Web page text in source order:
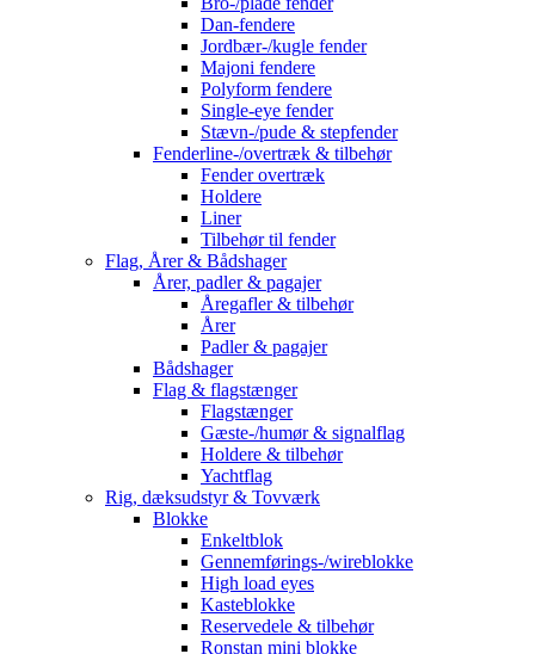
Dan-fendere
Jordbær-/kugle fender
Majoni fendere
Polyform fendere
Single-eye fender
Stævn-/pude & stepfender
Fenderline-/overtræk & tilbehør
Fender overtræk
Holdere
Liner
Tilbehør til fender
Flag, Årer & Bådshager
Årer, padler & pagajer
Åregafler & tilbehør
Årer
Padler & pagajer
Bådshager
Flag & flagstænger
Flagstænger
Gæste-/humør & signalflag
Holdere & tilbehør
Yachtflag
Rig, dæksudstyr & Tovværk
Blokke
Enkeltblok
Gennemførings-/wireblokke
High load eyes
Kasteblokke
Reservedele & tilbehør
Ronstan mini blokke